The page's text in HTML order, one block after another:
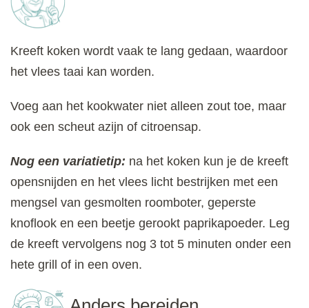
Kreeft koken wordt vaak te lang gedaan, waardoor
het vlees taai kan worden.
Voeg aan het kookwater niet alleen zout toe, maar
ook een scheut azijn of citroensap.
Nog een variatietip: na het koken kun je de kreeft
opensnijden en het vlees licht bestrijken met een
mengsel van gesmolten roomboter, geperste
knoflook en een beetje gerookt paprikapoeder. Leg
de kreeft vervolgens nog 3 tot 5 minuten onder een
hete grill of in een oven.